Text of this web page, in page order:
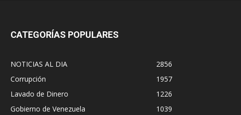
CATEGORÍAS POPULARES
NOTICIAS AL DIA
2856
Corrupción
1957
Lavado de Dinero
1226
Gobierno de Venezuela
1039